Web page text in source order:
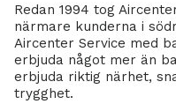
Redan 1994 tog
närmare kunderna i
Aircenter Service med
erbjuda något mer än
erbjuda riktig närhet,
trygghet.